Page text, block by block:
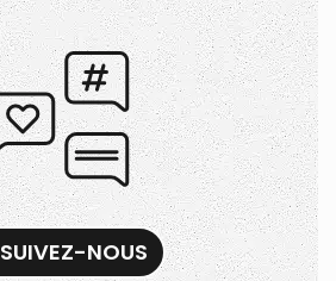
SUIVEZ-NOUS